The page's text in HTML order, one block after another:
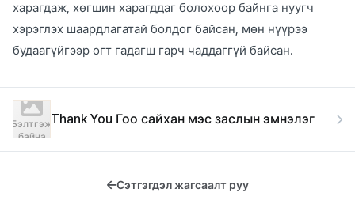
харагдаж, хөгшин харагддаг болохоор байнга нуугч
хэрэглэх шаардлагатай болдог байсан, мөн нүүрээ
будаагүйгээр огт гадагш гарч чаддаггүй байсан.
Бэлтгэж
байна
Thank You Гоо сайхан мэс заслын эмнэлэг
Сэтгэгдэл жагсаалт руу